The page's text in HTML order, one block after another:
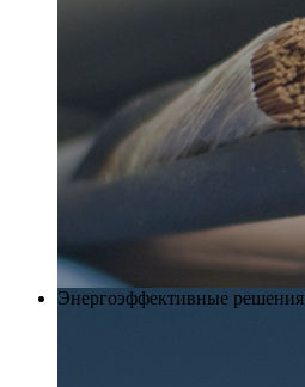
Энергоэффективные решения